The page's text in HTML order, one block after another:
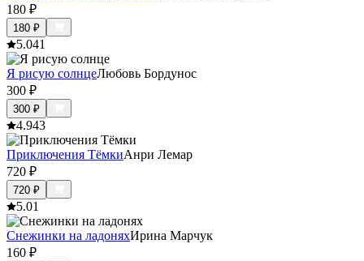
180 ₽
180 ₽
5.041
Я рисую солнцеЛюбовь Бордунос
300 ₽
300 ₽
4.943
Приключения ТёмкиАнри Лемар
720 ₽
720 ₽
5.01
Снежинки на ладоняхИрина Марчук
160 ₽